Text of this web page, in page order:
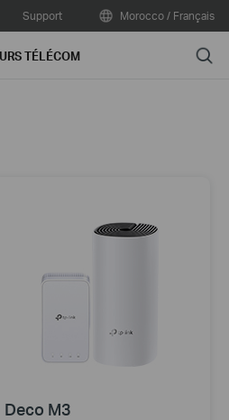
Support Morocco / Français
TÉLÉCOM Search
Deco M3